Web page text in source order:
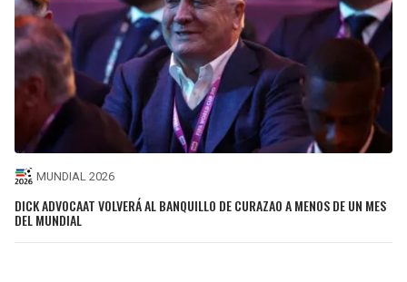
MUNDIAL 2026
DICK ADVOCAAT VOLVERÁ AL BANQUILLO DE CURAZAO A MENOS DE UN MES
DEL MUNDIAL